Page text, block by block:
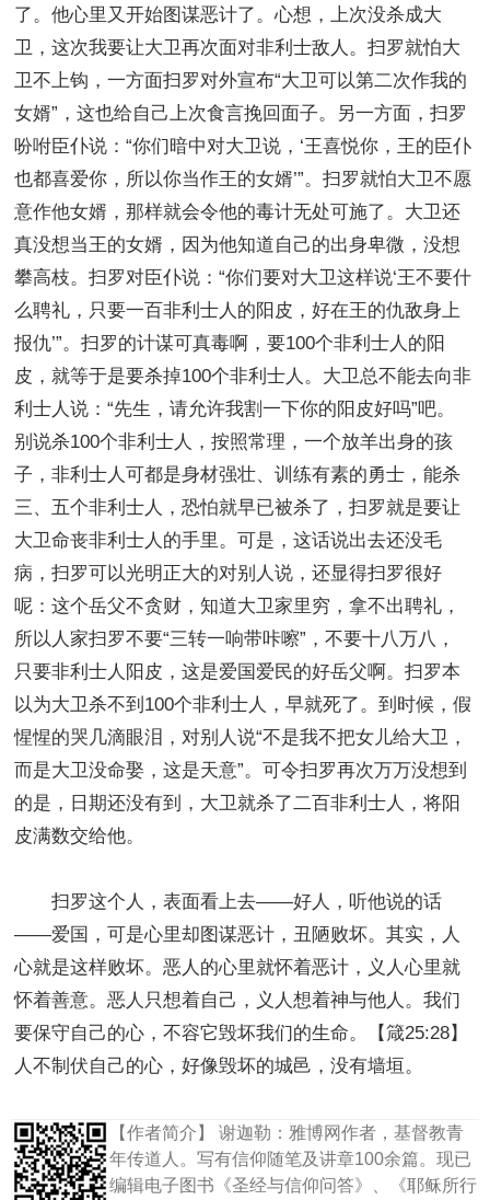
了。他心里又开始图谋恶计了。心想，上次没杀成大
卫，这次我要让大卫再次面对非利士敌人。扫罗就怕大
卫不上钩，一方面扫罗对外宣布“大卫可以第二次作我的
女婿”，这也给自己上次食言挽回面子。另一方面，扫罗
吩咐臣仆说：“你们暗中对大卫说，‘王喜悦你，王的臣仆
也都喜爱你，所以你当作王的女婿’”。扫罗就怕大卫不愿
意作他女婿，那样就会令他的毒计无处可施了。大卫还
真没想当王的女婿，因为他知道自己的出身卑微，没想
攀高枝。扫罗对臣仆说：“你们要对大卫这样说‘王不要什
么聘礼，只要一百非利士人的阳皮，好在王的仇敌身上
报仇’”。扫罗的计谋可真毒啊，要100个非利士人的阳
皮，就等于是要杀掉100个非利士人。大卫总不能去向非
利士人说：“先生，请允许我割一下你的阳皮好吗”吧。
别说杀100个非利士人，按照常理，一个放羊出身的孩
子，非利士人可都是身材强壮、训练有素的勇士，能杀
三、五个非利士人，恐怕就早已被杀了，扫罗就是要让
大卫命丧非利士人的手里。可是，这话说出去还没毛
病，扫罗可以光明正大的对别人说，还显得扫罗很好
呢：这个岳父不贪财，知道大卫家里穷，拿不出聘礼，
所以人家扫罗不要“三转一响带咔嚓”，不要十八万八，
只要非利士人阳皮，这是爱国爱民的好岳父啊。扫罗本
以为大卫杀不到100个非利士人，早就死了。到时候，假
惺惺的哭几滴眼泪，对别人说“不是我不把女儿给大卫，
而是大卫没命娶，这是天意”。可令扫罗再次万万没想到
的是，日期还没有到，大卫就杀了二百非利士人，将阳
皮满数交给他。
扫罗这个人，表面看上去——好人，听他说的话
——爱国，可是心里却图谋恶计，丑陋败坏。其实，人
心就是这样败坏。恶人的心里就怀着恶计，义人心里就
怀着善意。恶人只想着自己，义人想着神与他人。我们
要保守自己的心，不容它毁坏我们的生命。【箴25:28】
人不制伏自己的心，好像毁坏的城邑，没有墙垣。
【作者简介】
谢迦勒：雅博网作者，基督教青
年传道人。写有信仰随笔及讲章100余篇。现已
编辑电子图书《圣经与信仰问答》、《耶稣所行